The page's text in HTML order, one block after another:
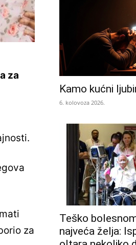
za
za
Kamo kućni
6. kolovoza 2026.
Teško
najveća želja: